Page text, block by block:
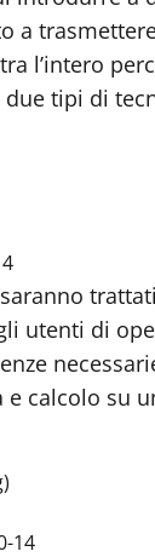
a
l’intero
tipi di
utenti di
e calcolo su
14